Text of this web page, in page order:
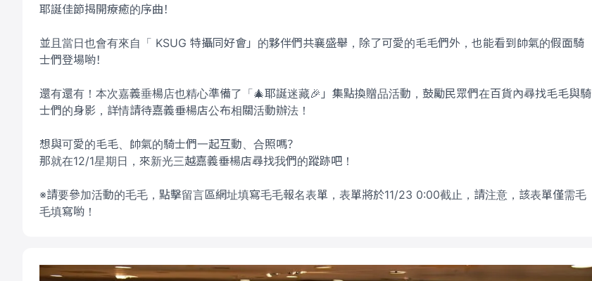
耶誕佳節揭開療癒的序曲！
並且當日也會有來自「 KSUG 特攝同好會」的夥伴們共襄盛舉，除了可愛的毛毛們外，也能看到帥氣的假面騎
士們登場喲！
還有還有！本次嘉義垂楊店也精心準備了「🎄耶誕迷藏🎉」集點換贈品活動，鼓勵民眾們在百貨內尋找毛毛與騎
士們的身影，詳情請待嘉義垂楊店公布相關活動辦法！
想與可愛的毛毛、帥氣的騎士們一起互動、合照嗎？
那就在12/1星期日，來新光三越嘉義垂楊店尋找我們的蹤跡吧！
※請要參加活動的毛毛，點擊留言區網址填寫毛毛報名表單，表單將於11/23 0:00截止，請注意，該表單僅需毛
毛填寫喲！